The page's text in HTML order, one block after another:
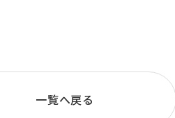
一覧へ戻る